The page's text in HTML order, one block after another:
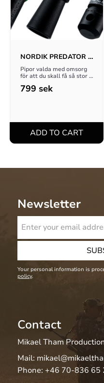
NORDIK PREDATOR
3-PACK
Pipor valda med omsorg
för att du skall få så stor
med ditt rävlock!
799 sek
Newsletter
Your personal information is
policy.
Contact
Mikael Tham
Mail:
Phone: +46 70-836 65